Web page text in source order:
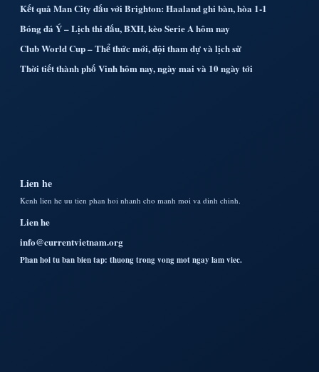
Kết quả Man City đấu với Brighton: Haaland ghi bàn, hòa 1-1
Bóng đá Ý – Lịch thi đấu, BXH, kèo Serie A hôm nay
Club World Cup – Thể thức mới, đội tham dự và lịch sử
Thời tiết thành phố Vinh hôm nay, ngày mai và 10 ngày tới
Lien he
Kenh lien he uu tien phan hoi nhanh cho manh moi va dinh chinh.
Lien he
info@currentvietnam.org
Phan hoi tu ban bien tap: thuong trong vong mot ngay lam viec.